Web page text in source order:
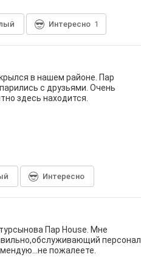
Интересно 1
в нашем районе. Пар
с друзьями. Очень
здесь находится.
Интересно
Пар House. Мне
персонал
пожалеете.